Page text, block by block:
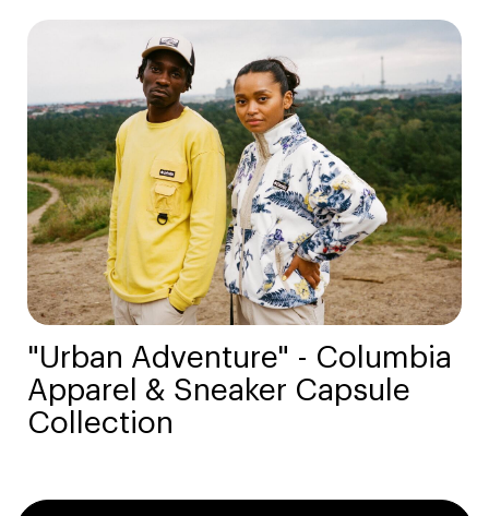
"Urban Adventure" - Columbia
Apparel & Sneaker Capsule
Collection